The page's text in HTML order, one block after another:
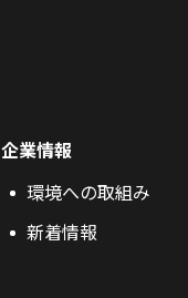
企業情報
環境への取組み
新着情報